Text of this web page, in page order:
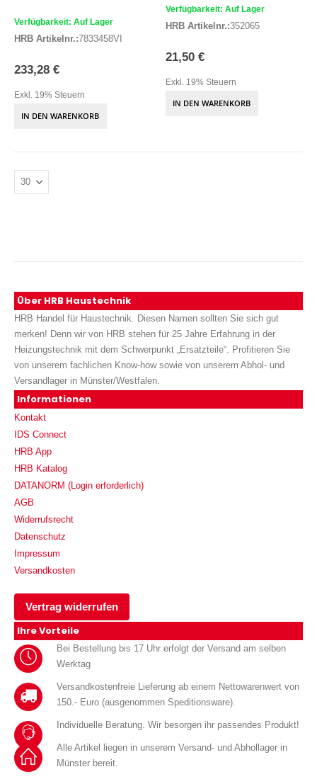
Verfügbarkeit: Auf Lager
HRB Artikelnr.:7833458VI
233,28 €
Exkl. 19% Steuern
IN DEN WARENKORB
Verfügbarkeit: Auf Lager
HRB Artikelnr.:352065
21,50 €
Exkl. 19% Steuern
IN DEN WARENKORB
Über HRB Haustechnik
HRB Handel für Haustechnik. Diesen Namen sollten Sie sich gut
merken! Denn wir von HRB stehen für 25 Jahre Erfahrung in der
Heizungstechnik mit dem Schwerpunkt „Ersatzteile“. Profitieren Sie
von unserem fachlichen Know-how sowie von unserem Abhol- und
Versandlager in Münster/Westfalen.
Informationen
Kontakt
IDS Connect
HRB App
HRB Katalog
DATANORM (Login erforderlich)
AGB
Widerrufsrecht
Datenschutz
Impressum
Versandkosten
Vertrag widerrufen
Ihre Vorteile
Bei Bestellung bis 17 Uhr erfolgt der Versand am selben
Werktag
Versandkostenfreie Lieferung ab einem Nettowarenwert von
150.- Euro (ausgenommen Speditionsware).
Individuelle Beratung. Wir besorgen ihr passendes Produkt!
Alle Artikel liegen in unserem Versand- und Abhollager in
Münster bereit.